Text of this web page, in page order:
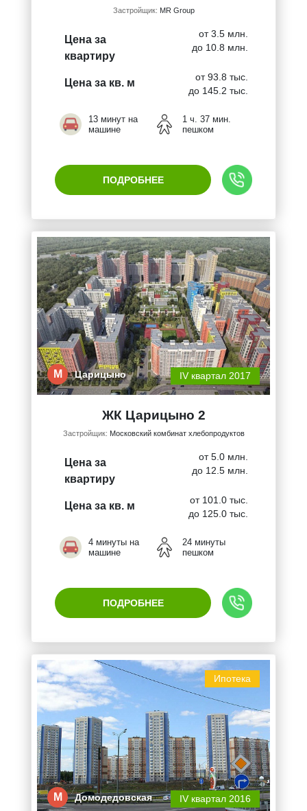
Застройщик: MR Group
Цена за
квартиру
от 3.5 млн.
до 10.8 млн.
Цена за кв. м
от 93.8 тыс.
до 145.2 тыс.
13 минут на
машине
1 ч. 37 мин.
пешком
ПОДРОБНЕЕ
М Царицыно IV квартал 2017
ЖК Царицыно 2
Застройщик: Московский комбинат хлебопродуктов
Цена за
квартиру
от 5.0 млн.
до 12.5 млн.
Цена за кв. м
от 101.0 тыс.
до 125.0 тыс.
4 минуты на
машине
24 минуты
пешком
ПОДРОБНЕЕ
Ипотека
М Домодедовская IV квартал 2016